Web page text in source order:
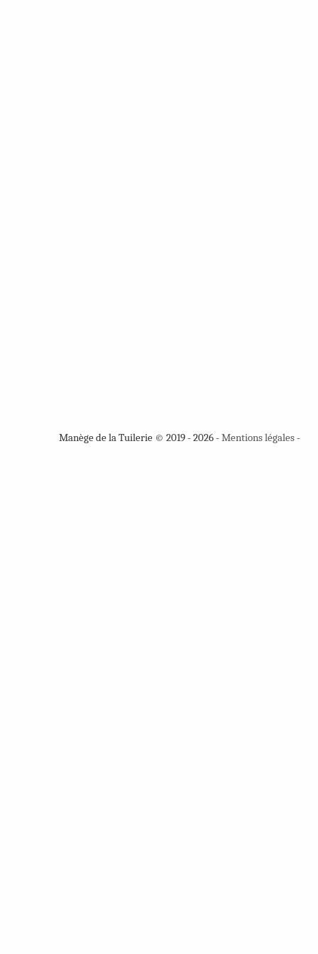
Manège de la Tuilerie © 2019 - 2026 -Mentions légales-